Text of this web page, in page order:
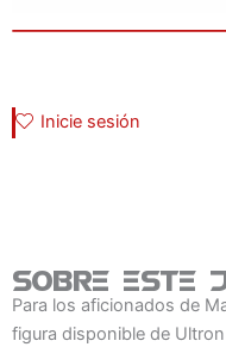
Inicie sesión
Sobre este
Para los aficionados de
figura disponible de